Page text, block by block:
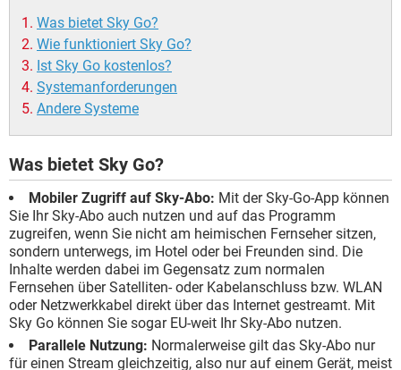
Was bietet Sky Go?
Wie funktioniert Sky Go?
Ist Sky Go kostenlos?
Systemanforderungen
Andere Systeme
Was bietet Sky Go?
Mobiler Zugriff auf Sky-Abo: Mit der Sky-Go-App können
Sie Ihr Sky-Abo auch nutzen und auf das Programm
zugreifen, wenn Sie nicht am heimischen Fernseher sitzen,
sondern unterwegs, im Hotel oder bei Freunden sind. Die
Inhalte werden dabei im Gegensatz zum normalen
Fernsehen über Satelliten- oder Kabelanschluss bzw. WLAN
oder Netzwerkkabel direkt über das Internet gestreamt. Mit
Sky Go können Sie sogar EU-weit Ihr Sky-Abo nutzen.
Parallele Nutzung: Normalerweise gilt das Sky-Abo nur
für einen Stream gleichzeitig, also nur auf einem Gerät, meist